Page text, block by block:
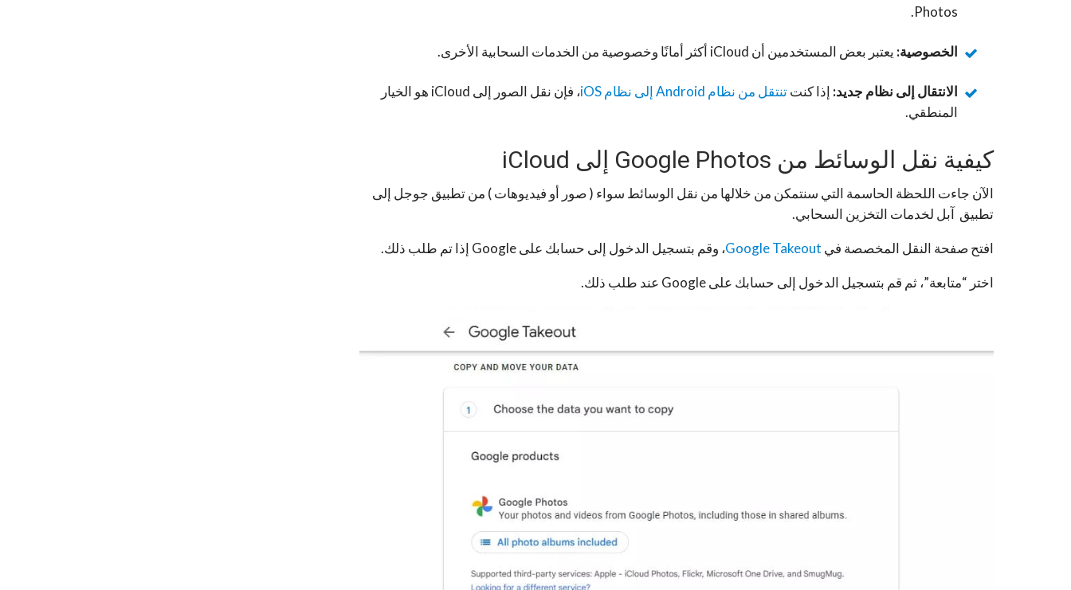
Photos.
الخصوصية: يعتبر بعض المستخدمين أن iCloud أكثر أمانًا وخصوصية من الخدمات السحابية الأخرى.
الانتقال إلى نظام جديد: إذا كنتتنتقل من نظام Android إلى نظام iOS
، فإن نقل الصور إلى iCloud هو الخيار
المنطقي.
كيفية نقل الوسائط من Google Photos إلى iCloud
الآن جاءت اللحظة الحاسمة التي سنتمكن من خلالها من نقل الوسائط سواء ( صور أو فيديوهات ) من تطبيق جوجل إلى
تطبيق آبل لخدمات التخزين السحابي.
افتح صفحة النقل المخصصة في Google Takeout، وقم بتسجيل الدخول إلى حسابك على Google إذا تم طلب ذلك.
اختر “متابعة”، ثم قم بتسجيل الدخول إلى حسابك على Google عند طلب ذلك.